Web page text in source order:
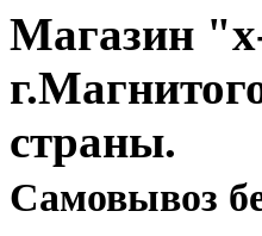
Магазин
страны.
Cамовывоз